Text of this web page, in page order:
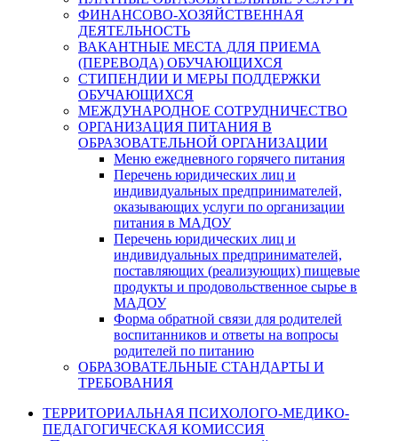
ФИНАНСОВО-ХОЗЯЙСТВЕННАЯ
ДЕЯТЕЛЬНОСТЬ
ВАКАНТНЫЕ МЕСТА ДЛЯ ПРИЕМА
(ПЕРЕВОДА) ОБУЧАЮЩИХСЯ
СТИПЕНДИИ И МЕРЫ ПОДДЕРЖКИ
ОБУЧАЮЩИХСЯ
МЕЖДУНАРОДНОЕ СОТРУДНИЧЕСТВО
ОРГАНИЗАЦИЯ ПИТАНИЯ В
ОБРАЗОВАТЕЛЬНОЙ ОРГАНИЗАЦИИ
Меню ежедневного горячего питания
Перечень юридических лиц и
индивидуальных предпринимателей,
оказывающих услуги по организации
питания в МАДОУ
Перечень юридических лиц и
индивидуальных предпринимателей,
поставляющих (реализующих) пищевые
продукты и продовольственное сырье в
МАДОУ
Форма обратной связи для родителей
воспитанников и ответы на вопросы
родителей по питанию
ОБРАЗОВАТЕЛЬНЫЕ СТАНДАРТЫ И
ТРЕБОВАНИЯ
ТЕРРИТОРИАЛЬНАЯ ПСИХОЛОГО-МЕДИКО-
ПЕДАГОГИЧЕСКАЯ КОМИССИЯ